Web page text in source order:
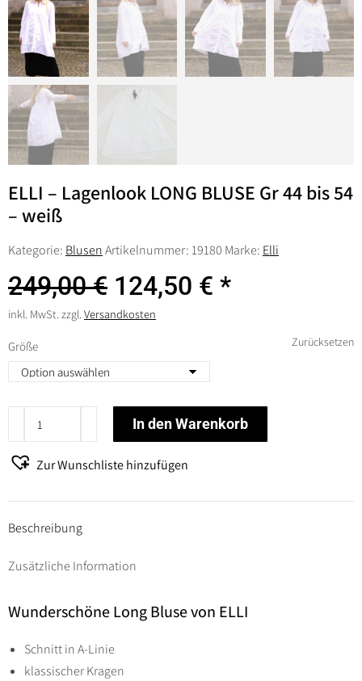
ELLI – Lagenlook LONG BLUSE Gr 44 bis 54
– weiß
Kategorie: BlusenArtikelnummer: 19180 Marke: Elli
249,00€ Ursprünglicher
Preis
war:
124,50 € Aktueller
124,50 €.
inkl. MwSt.zzgl.Versandkosten
Größe Zurücksetzen
-
Lagenlook
BLUSE
Gr
bis
-
Menge
In den Warenkorb
Zur Wunschliste hinzufügen
Beschreibung
Zusätzliche Information
Wunderschöne Long Bluse von ELLI
Schnitt in A-Linie
klassischer Kragen